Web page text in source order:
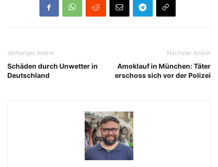
Vorheriger Artikel
Schäden durch Unwetter in
Deutschland
Nächster Artikel
Amoklauf in München: Täter
erschoss sich vor der Polizei